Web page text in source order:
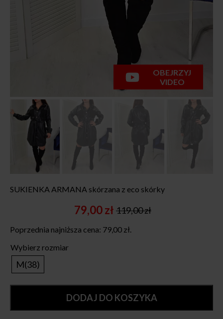
OBEJRZYJ
VIDEO
SUKIENKA ARMANA skórzana z eco skórky
119,00zł
Original
price
was:
79,00złCurrent
price
is:
Poprzednia najniższa cena: 79,00 zł.
Wybierz rozmiar
M(38)
DODAJ DO KOSZYKA